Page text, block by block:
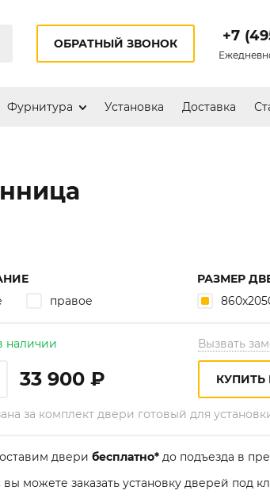
ОБРАТНЫЙ ЗВОНОК +7
Фурнитура Установка Доставка
правое
РАЗМЕР
наличии
33 900 ₽
Вызвать
КУПИТЬ
за комплект двери готовый для
дверибесплатно* до подъезда в
вы можете заказать установку дверей под